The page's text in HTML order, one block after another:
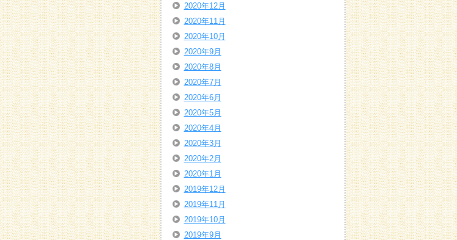
2020年12月
2020年11月
2020年10月
2020年9月
2020年8月
2020年7月
2020年6月
2020年5月
2020年4月
2020年3月
2020年2月
2020年1月
2019年12月
2019年11月
2019年10月
2019年9月